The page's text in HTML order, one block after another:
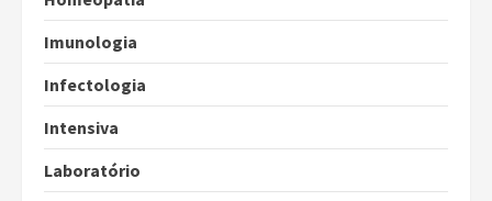
Imunologia
Infectologia
Intensiva
Laboratório